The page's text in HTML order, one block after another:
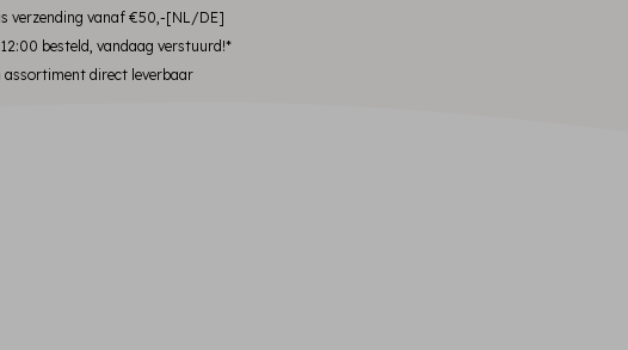
verzending vanaf €50,-[NL/DE]
besteld, vandaag verstuurd!*
assortiment direct leverbaar